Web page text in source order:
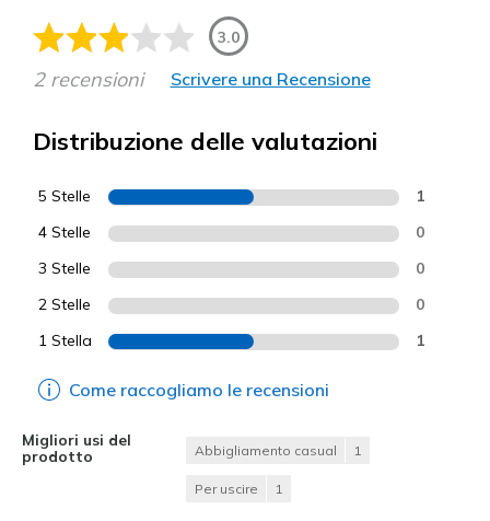
3.0
2 recensioni Scrivere una Recensione
Distribuzione delle valutazioni
5 Stelle 1
4 Stelle 0
3 Stelle 0
2 Stelle 0
1 Stella 1
Come raccogliamo le recensioni
Migliori usi del
prodotto
Abbigliamento casual 1
Per uscire 1